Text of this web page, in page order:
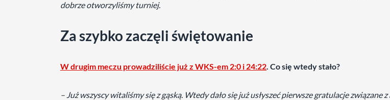
dobrze otworzyliśmy turniej.
Za szybko zaczęli świętowanie
W drugim meczu prowadziliście już z WKS-em 2:0 i 24:22. Co się wtedy stało?
– Już wszyscy witaliśmy się z gąską. Wtedy dało się już usłyszeć pierwsze gratulacje związane